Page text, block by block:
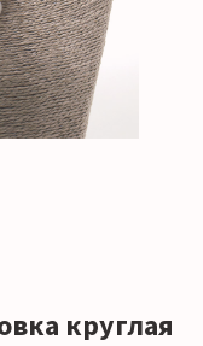
круглая